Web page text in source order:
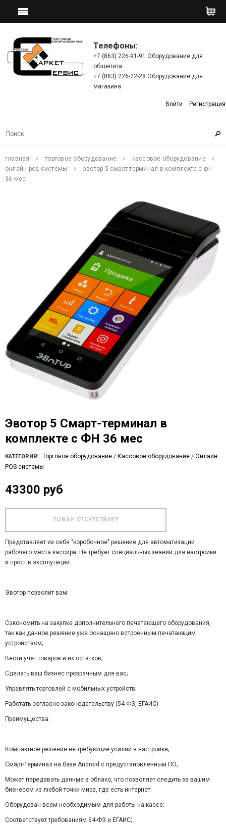
Телефоны:
+7 (863) 226-91-91 Оборудование для
общепита
+7 (863) 226-22-28 Оборудование для
магазина
Войти Регистрация
главная торговое оборудование
кассовое оборудование
онлайн pos системы
эвотор 5 смарт-терминал в комплекте c фн
36 мес
Эвотор 5 Смарт-терминал в
комплекте c ФН 36 мес
КАТЕГОРИЯ: Торговое оборудование / Кассовое оборудование / Онлайн
POS системы
43300 руб
Представляет из себя "коробочное" решение для автоматизации
рабочего места кассира. Не требует специальных знаний для настройки
и прост в эксплутации.
Эвотор позволит вам:
Сэкономить на закупке дополнительного печатающего оборудования,
так как данное решение уже оснащено встроенным печатающим
устройством;
Вести учет товаров и их остатков;
Сделать ваш бизнес прозрачным для вас;
Управлять торговлей с мобильных устройств;
Работать согласно законодательству (54-ФЗ, ЕГАИС).
Преимущества:
Компактное решение не требующие усилий в настройке;
Смарт-Терминал на базе Android с предустановленным ПО;
Может передавать данные в облако, что позволяет следить за вашим
бизнесом из любой точки мира, где есть интернет.
Оборудован всем необходимым для работы на кассе;
Соответствует требованиям 54-ФЗ и ЕГАИС;